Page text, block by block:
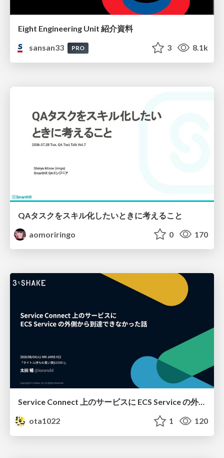
Eight Engineering Unit 紹介資料
sansan33
PRO 3 8.1k
QAタスクをスキル化したいときに考えること
aomoriringo
0 170
Service Connect 上のサービスに ECS Service の外側から到達できなかった話
ota1022
1 120